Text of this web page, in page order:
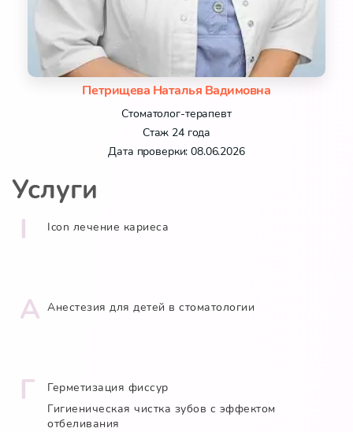
Петрищева Наталья Вадимовна
Стоматолог-терапевт
Стаж 24 года
Дата проверки: 08.06.2026
Услуги
I Icon лечение кариеса
А Анестезия для детей в стоматологии
Г
Герметизация фиссур
Гигиеническая чистка зубов с эффектом
отбеливания